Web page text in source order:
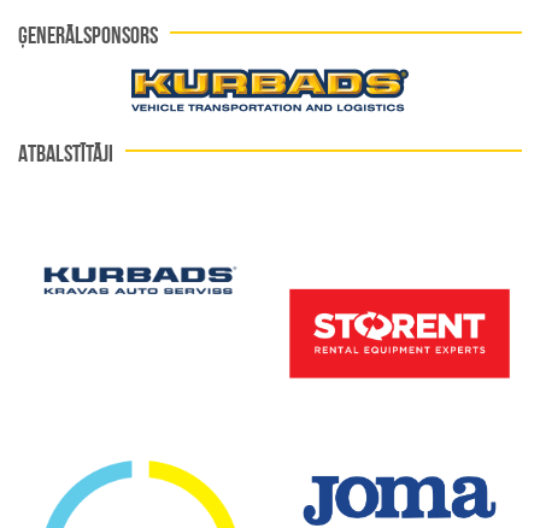
ĢENERĀLSPONSORS
ATBALSTĪTĀJI